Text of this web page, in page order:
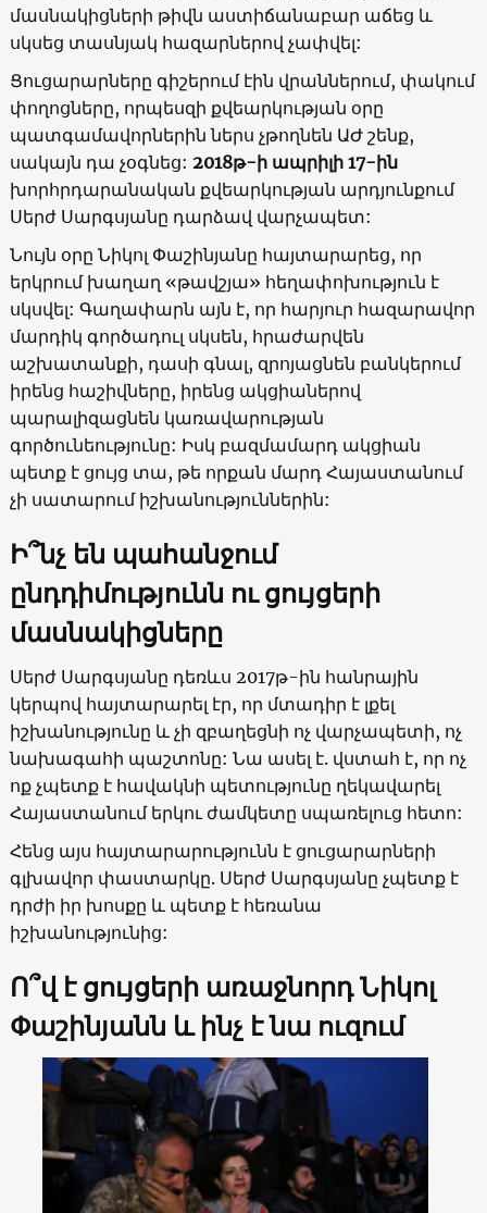
մասնակիցների թիվն աստիճանաբար աճեց և
սկսեց տասնյակ հազարներով չափվել:
Ցուցարարները գիշերում էին վրաններում, փակում
փողոցները, որպեսզի քվեարկության օրը
պատգամավորներին ներս չթողնեն ԱԺ շենք,
սակայն դա չօգնեց: 2018թ-ի ապրիլի 17-ին
խորհրդարանական քվեարկության արդյունքում
Սերժ Սարգսյանը դարձավ վարչապետ:
Նույն օրը Նիկոլ Փաշինյանը հայտարարեց, որ
երկրում խաղաղ «թավշյա» հեղափոխություն է
սկսվել: Գաղափարն այն է, որ հարյուր հազարավոր
մարդիկ գործադուլ սկսեն, հրաժարվեն
աշխատանքի, դասի գնալ, զրոյացնեն բանկերում
իրենց հաշիվները, իրենց ակցիաներով
պարալիզացնեն կառավարության
գործունեությունը: Իսկ բազմամարդ ակցիան
պետք է ցույց տա, թե որքան մարդ Հայաստանում
չի սատարում իշխանություններին:
Ի՞նչ են պահանջում
ընդդիմությունն ու ցույցերի
մասնակիցները
Սերժ Սարգսյանը դեռևս 2017թ-ին հանրային
կերպով հայտարարել էր, որ մտադիր է լքել
իշխանությունը և չի զբաղեցնի ոչ վարչապետի, ոչ
նախագահի պաշտոնը: Նա ասել է. վստահ է, որ ոչ
ոք չպետք է հավակնի պետությունը ղեկավարել
Հայաստանում երկու ժամկետը սպառելուց հետո:
Հենց այս հայտարարությունն է ցուցարարների
գլխավոր փաստարկը. Սերժ Սարգսյանը չպետք է
դրժի իր խոսքը և պետք է հեռանա
իշխանությունից:
Ո՞վ է ցույցերի առաջնորդ Նիկոլ
Փաշինյանն և ինչ է նա ուզում